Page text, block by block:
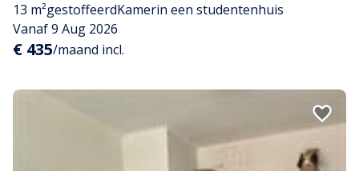
13 m²gestoffeerdKamerin een studentenhuis
Vanaf 9 Aug 2026
€ 435/maand incl.